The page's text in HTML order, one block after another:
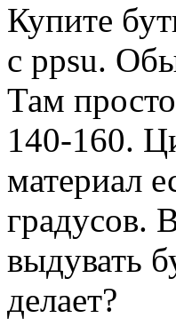
Купите
с ppsu.
Там
140-160.
материал
градусов.
выдувать
делает?